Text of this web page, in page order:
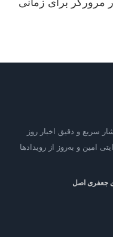
مرورگر برای زمانی
سریع و دقیق اخبار روز
امین و به‌روز از رویدادها
جعفری اصل